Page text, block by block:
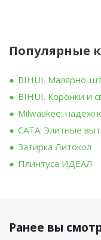
Популярные
BIHUI. Малярно-
BIHUI. Коронки и
Milwaukee:
CATA. Элитные
Затирка Литокол
Плинтуса ИДЕАЛ
Ранее вы